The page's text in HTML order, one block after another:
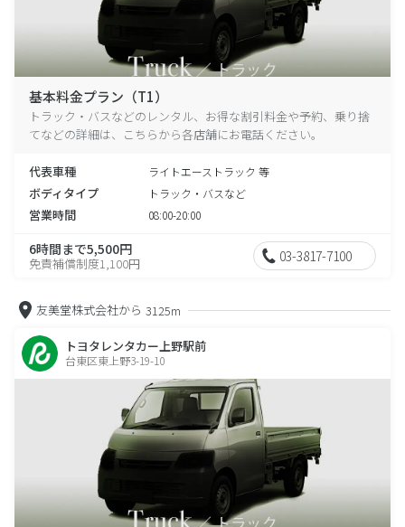
基本料金プラン（T1）
トラック・バスなどのレンタル、お得な割引料金や予約、乗り捨
てなどの詳細は、こちらから各店舗にお電話ください。
代表車種 ライトエーストラック 等
ボディタイプ トラック・バスなど
営業時間 08:00-20:00
6時間まで5,500円
免責補償制度1,100円 03-3817-7100
友美堂株式会社から 3125m
トヨタレンタカー上野駅前
台東区東上野3-19-10